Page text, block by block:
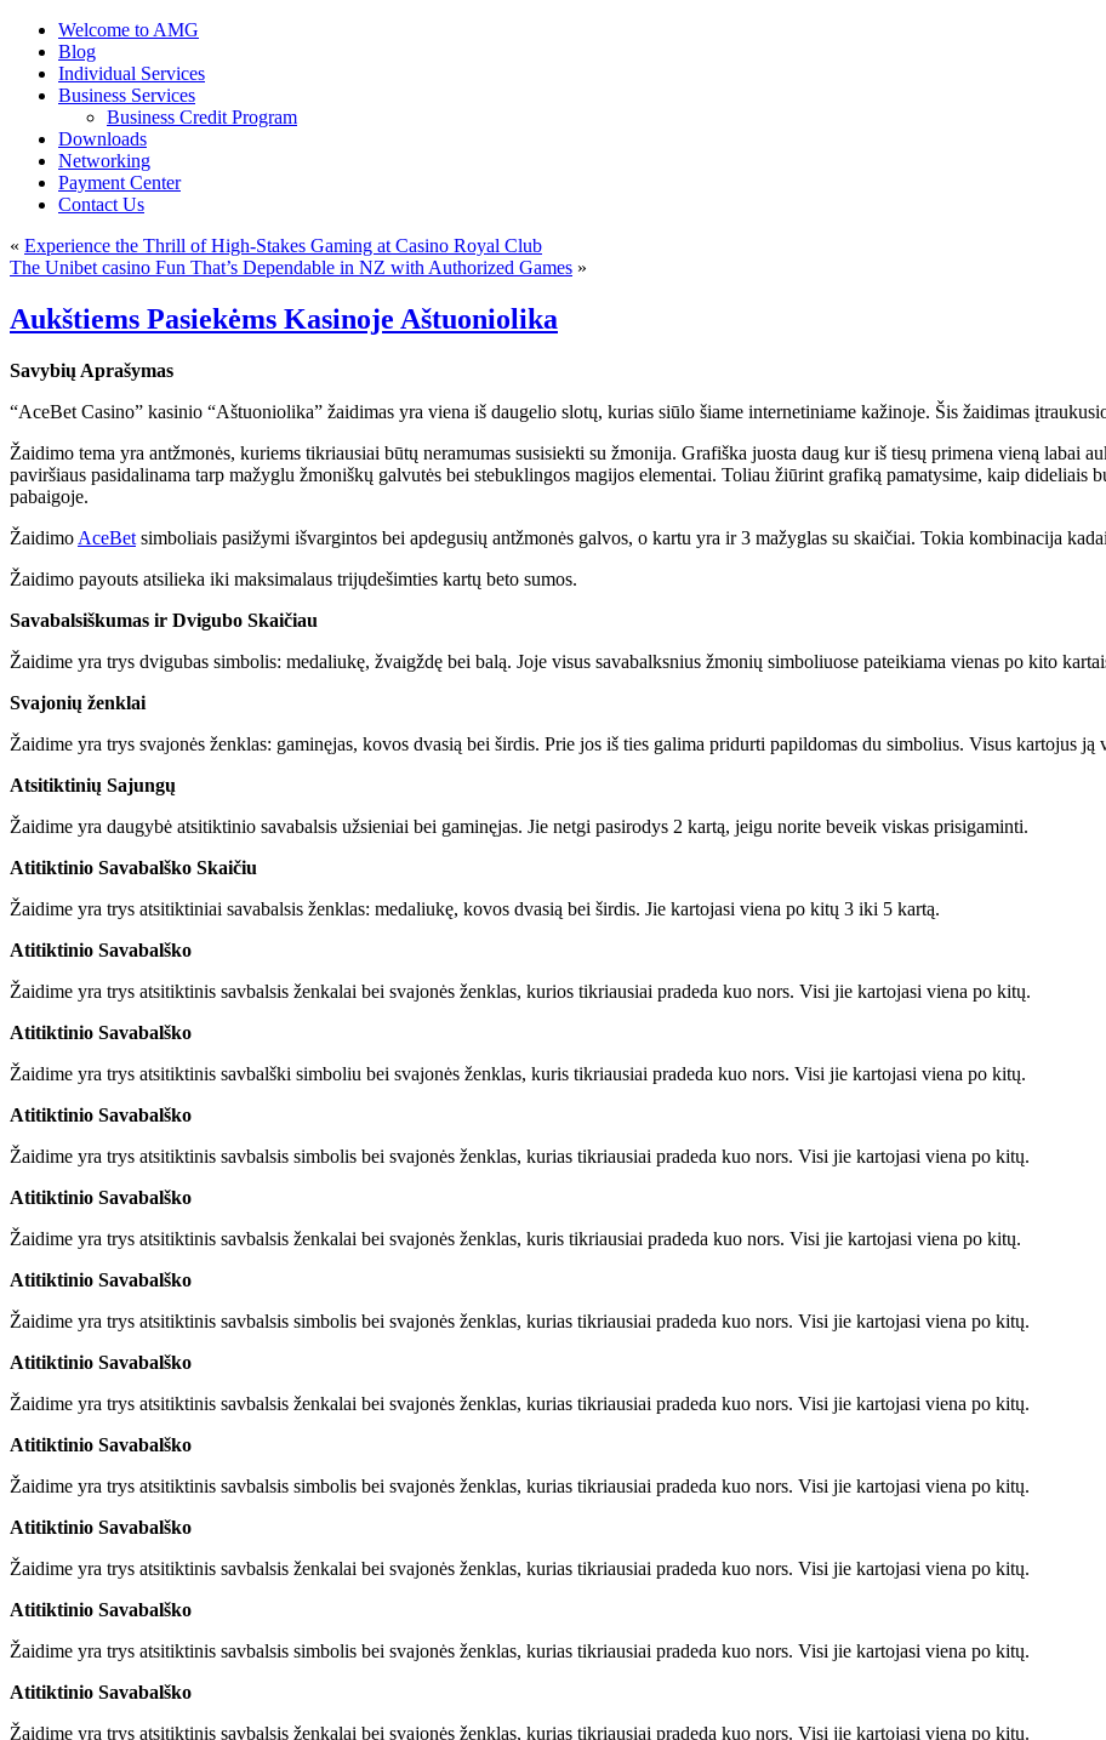
Welcome to AMG
Blog
Individual Services
Business Services
Business Credit Program
Downloads
Networking
Payment Center
Contact Us
« Experience the Thrill of High-Stakes Gaming at Casino Royal Club
The Unibet casino Fun That’s Dependable in NZ with Authorized Games »
Aukštiems Pasiekėms Kasinoje Aštuoniolika
Savybių Aprašymas
“AceBet Casino” kasinio “Aštuoniolika” žaidimas yra viena iš daugelio slotų, kurias siūlo šiame internetiniame kažinoje. Šis žaidimas
Žaidimo tema yra antžmonės, kuriems tikriausiai būtų neramumas susisiekti su žmonija. Grafiška juosta daug kur iš tiesų primena vieną labai
paviršiaus pasidalinama tarp mažyglu žmoniškų galvutės bei stebuklingos magijos elementai. Toliau žiūrint grafiką pamatysime, kaip dideliais
pabaigoje.
Žaidimo AceBet simboliais pasižymi išvargintos bei apdegusių antžmonės galvos, o kartu yra ir 3 mažyglas su skaičiai. Tokia kombinacija
Žaidimo payouts atsilieka iki maksimalaus trijųdešimties kartų beto sumos.
Savabalsiškumas ir Dvigubo Skaičiau
Žaidime yra trys dvigubas simbolis: medaliukę, žvaigždę bei balą. Joje visus savabalksnius žmonių simboliuose pateikiama vienas po kito
Svajonių ženklai
Žaidime yra trys svajonės ženklas: gaminęjas, kovos dvasią bei širdis. Prie jos iš ties galima pridurti papildomas du simbolius. Visus kartojus ją
Atsitiktinių Sajungų
Žaidime yra daugybė atsitiktinio savabalsis užsieniai bei gaminęjas. Jie netgi pasirodys 2 kartą, jeigu norite beveik viskas prisigaminti.
Atitiktinio Savabalško Skaičiu
Žaidime yra trys atsitiktiniai savabalsis ženklas: medaliukę, kovos dvasią bei širdis. Jie kartojasi viena po kitų 3 iki 5 kartą.
Atitiktinio Savabalško
Žaidime yra trys atsitiktinis savbalsis ženkalai bei svajonės ženklas, kurios tikriausiai pradeda kuo nors. Visi jie kartojasi viena po kitų.
Atitiktinio Savabalško
Žaidime yra trys atsitiktinis savbalški simboliu bei svajonės ženklas, kuris tikriausiai pradeda kuo nors. Visi jie kartojasi viena po kitų.
Atitiktinio Savabalško
Žaidime yra trys atsitiktinis savbalsis simbolis bei svajonės ženklas, kurias tikriausiai pradeda kuo nors. Visi jie kartojasi viena po kitų.
Atitiktinio Savabalško
Žaidime yra trys atsitiktinis savbalsis ženkalai bei svajonės ženklas, kuris tikriausiai pradeda kuo nors. Visi jie kartojasi viena po kitų.
Atitiktinio Savabalško
Žaidime yra trys atsitiktinis savbalsis simbolis bei svajonės ženklas, kurias tikriausiai pradeda kuo nors. Visi jie kartojasi viena po kitų.
Atitiktinio Savabalško
Žaidime yra trys atsitiktinis savbalsis ženkalai bei svajonės ženklas, kurias tikriausiai pradeda kuo nors. Visi jie kartojasi viena po kitų.
Atitiktinio Savabalško
Žaidime yra trys atsitiktinis savbalsis simbolis bei svajonės ženklas, kurias tikriausiai pradeda kuo nors. Visi jie kartojasi viena po kitų.
Atitiktinio Savabalško
Žaidime yra trys atsitiktinis savbalsis ženkalai bei svajonės ženklas, kurias tikriausiai pradeda kuo nors. Visi jie kartojasi viena po kitų.
Atitiktinio Savabalško
Žaidime yra trys atsitiktinis savbalsis simbolis bei svajonės ženklas, kurias tikriausiai pradeda kuo nors. Visi jie kartojasi viena po kitų.
Atitiktinio Savabalško
Žaidime yra trys atsitiktinis savbalsis ženkalai bei svajonės ženklas, kurias tikriausiai pradeda kuo nors. Visi jie kartojasi viena po kitų.